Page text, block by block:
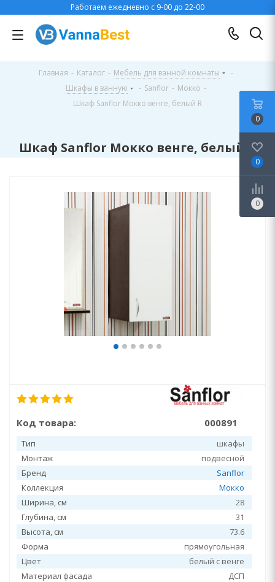
Работаем ежедневно с 9-00 до 22-00
Главная - Каталог - Мебель для ванной комнаты
-
Шкафы в ванную
- Sanflor - Мокко -
Шкаф Sanflor Мокко венге, белый R
Шкаф Sanflor Мокко венге, белый R
Код товара: 000891
Тип
шкафы
Монтаж
подвесной
Бренд
Sanflor
Коллекция
Мокко
Ширина, см
28
Глубина, см
31
Высота, см
73.6
Форма
прямоугольная
Цвет
белый с венге
Материал фасада
ДСП
0
0
0